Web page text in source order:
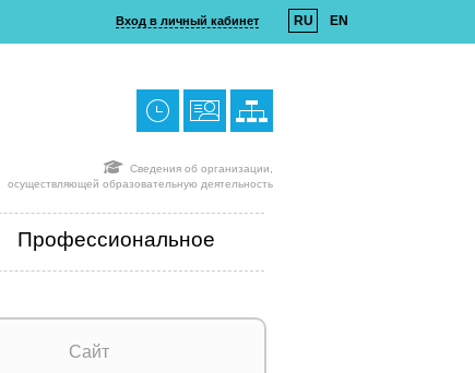
Вход в личный кабинет RU EN
Сведения об организации,
осуществляющей образовательную деятельность
Профессиональное
Сайт